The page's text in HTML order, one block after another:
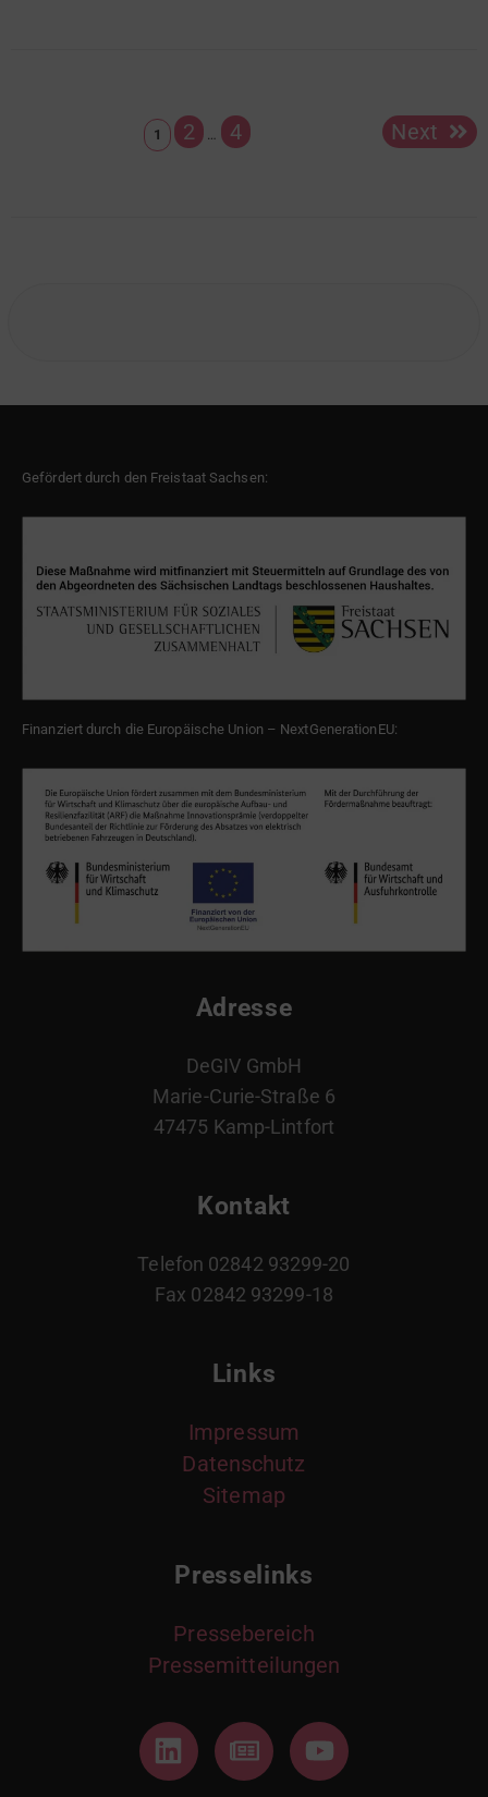
1 2 4 Next
Gefördert durch den Freistaat Sachsen:
Finanziert durch die Europäische Union – NextGenerationEU:
Adresse
DeGIV GmbH
Marie-Curie-Straße 6
47475 Kamp-Lintfort
Kontakt
Telefon 02842 93299-20
Fax 02842 93299-18
Links
Impressum
Datenschutz
Sitemap
Presselinks
Pressebereich
Pressemitteilungen